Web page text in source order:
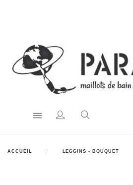
ACCUEIL LEGGINS - BOUQUET